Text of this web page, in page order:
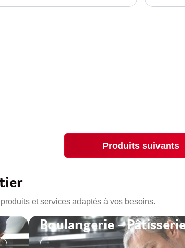
Produits suivants
et services adaptés à vos besoins.
Boulangerie -